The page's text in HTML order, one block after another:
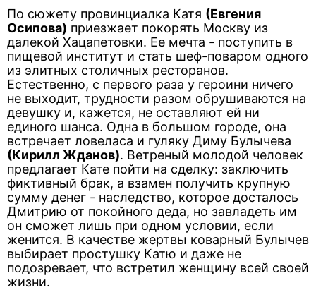
По сюжету провинциалка Катя (Евгения
Осипова) приезжает покорять Москву из
далекой Хацапетовки. Ее мечта - поступить в
пищевой институт и стать шеф-поваром одного
из элитных столичных ресторанов.
Естественно, с первого раза у героини ничего
не выходит, трудности разом обрушиваются на
девушку и, кажется, не оставляют ей ни
единого шанса. Одна в большом городе, она
встречает ловеласа и гуляку Диму Булычева
(Кирилл Жданов). Ветреный молодой человек
предлагает Кате пойти на сделку: заключить
фиктивный брак, а взамен получить крупную
сумму денег - наследство, которое досталось
Дмитрию от покойного деда, но завладеть им
он сможет лишь при одном условии, если
женится. В качестве жертвы коварный Булычев
выбирает простушку Катю и даже не
подозревает, что встретил женщину всей своей
жизни.